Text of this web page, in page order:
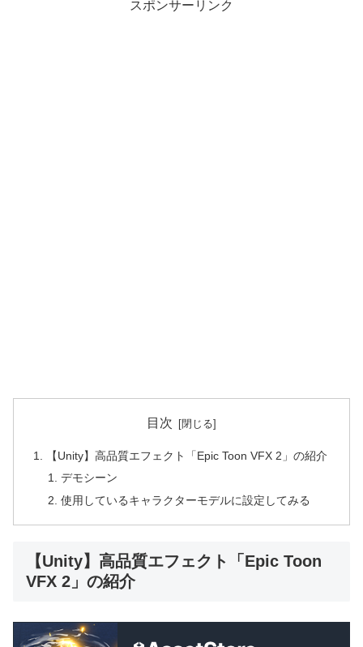
スポンサーリンク
目次
【Unity】高品質エフェクト「Epic Toon VFX 2」の紹介
デモシーン
使用しているキャラクターモデルに設定してみる
【Unity】高品質エフェクト「Epic Toon
VFX 2」の紹介